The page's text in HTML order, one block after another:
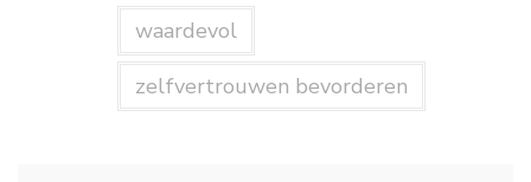
waardevol
zelfvertrouwen bevorderen